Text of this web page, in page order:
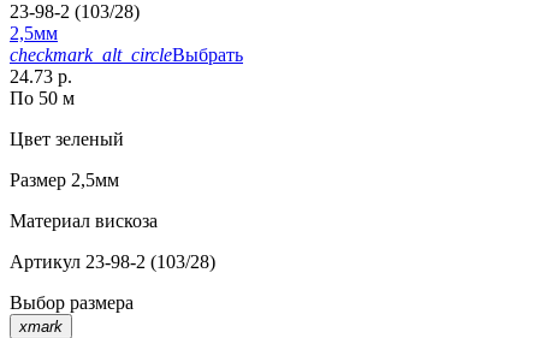
23-98-2 (103/28)
2,5мм
checkmark_alt_circleВыбрать
24.73 р.
По 50 м
Цвет зеленый
Размер 2,5мм
Материал вискоза
Артикул 23-98-2 (103/28)
Выбор размера
xmark